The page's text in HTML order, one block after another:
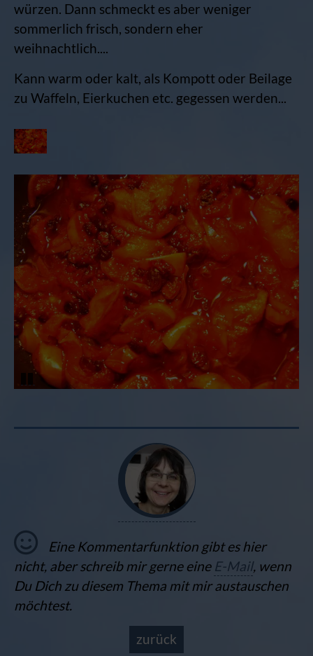
würzen. Dann schmeckt es aber weniger
sommerlich frisch, sondern eher
weihnachtlich....
Kann warm oder kalt, als Kompott oder Beilage
zu Waffeln, Eierkuchen etc. gegessen werden...
Pause
Eine Kommentarfunktion gibt es hier
nicht, aber schreib mir gerne eine E-Mail, wenn
Du Dich zu diesem Thema mit mir austauschen
möchtest.
zurück